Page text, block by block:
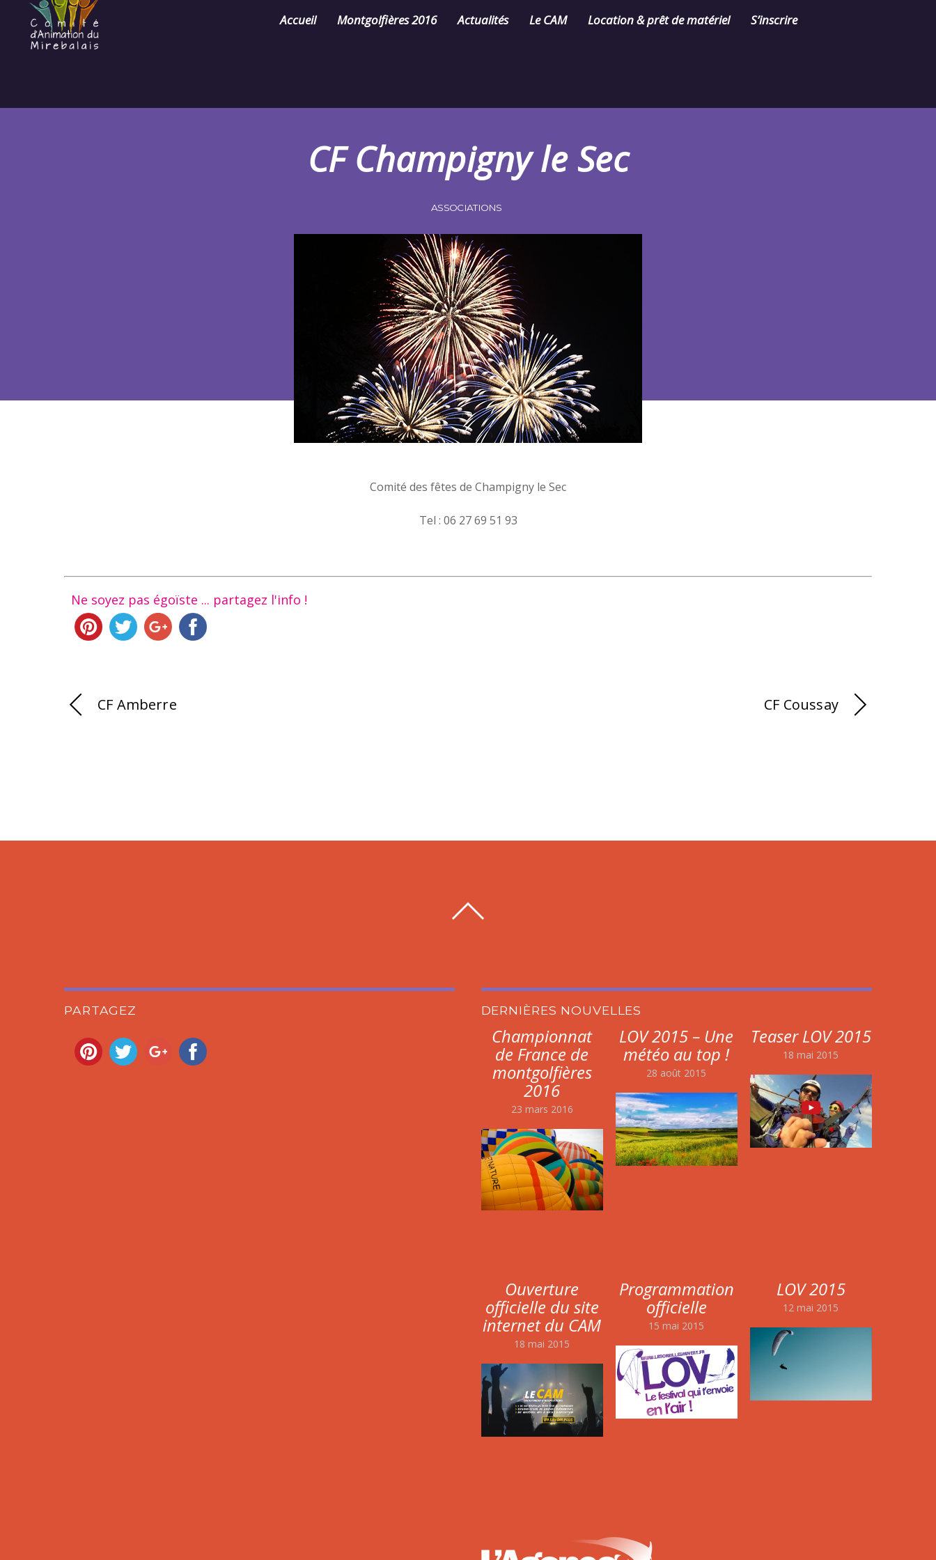
Accueil Montgolfières 2016 Actualités Le CAM Location & prêt de matériel S’inscrire
CF Champigny le Sec
ASSOCIATIONS
Comité des fêtes de Champigny le Sec
Tel : 06 27 69 51 93
Ne soyez pas égoïste ... partagez l'info !
CF Amberre CF Coussay
PARTAGEZ DERNIÈRES NOUVELLES
Championnat
de France de
montgolfières
2016
23 mars 2016
LOV 2015 – Une
météo au top !
28 août 2015
Teaser LOV 2015
18 mai 2015
Ouverture
officielle du site
internet du CAM
18 mai 2015
Programmation
officielle
15 mai 2015
LOV 2015
12 mai 2015